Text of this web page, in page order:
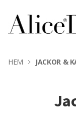
HEM JACKOR &